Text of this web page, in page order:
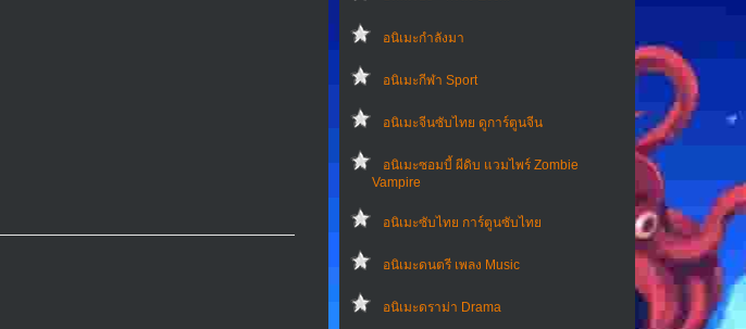
อนิเมะกำลังมา
อนิเมะกีฬา Sport
อนิเมะจีนซับไทย ดูการ์ตูนจีน
อนิเมะซอมบี้ ผีดิบ แวมไพร์ Zombie
Vampire
อนิเมะซับไทย การ์ตูนซับไทย
อนิเมะดนตรี เพลง Music
อนิเมะดราม่า Drama